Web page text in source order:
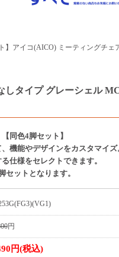
】アイコ(AICO) ミーティングチェ
タイプ グレーシェル
同色4脚セット】
機能やデザインをカスタマイズ
仕様をセレクトできます。
ットとなります。
円
円(税込)